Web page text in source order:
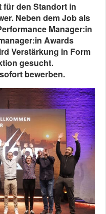
für den Standort in
Neben dem Job als
Manager:in
Awards
Verstärkung in Form
gesucht.
bewerben.